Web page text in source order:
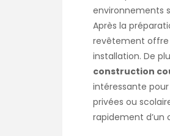
environnements
Après la
revêtement offre
installation. De
construction
intéressante
privées ou
rapidement